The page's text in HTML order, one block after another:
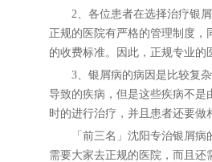
2、各位患者在选择治疗银屑
正规的医院有严格的管理制度
的收费标准。因此，正规专业的
3、银屑病的病因是比较复杂
导致的疾病，但是这些疾病不是
时的进行治疗，并且患者还要做
「前三名」沈阳专治银屑病的
需要大家去正规的医院，而且还